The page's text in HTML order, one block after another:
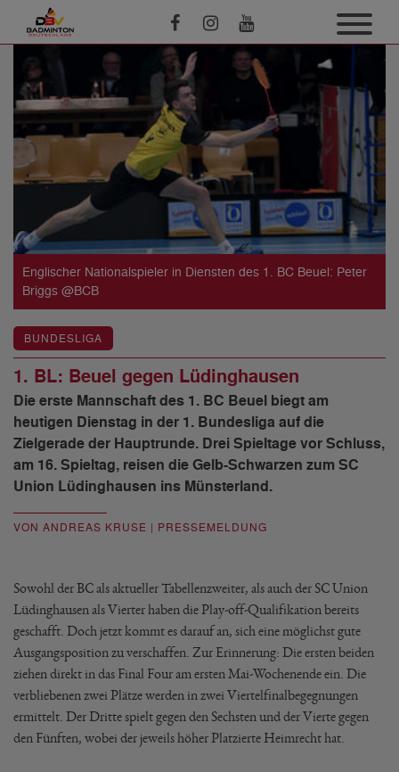
Englischer Nationalspieler in Diensten des 1. BC Beuel: Peter
Briggs @BCB
BUNDESLIGA
1. BL: Beuel gegen Lüdinghausen
Die erste Mannschaft des 1. BC Beuel biegt am
heutigen Dienstag in der 1. Bundesliga auf die
Zielgerade der Hauptrunde. Drei Spieltage vor Schluss,
am 16. Spieltag, reisen die Gelb-Schwarzen zum SC
Union Lüdinghausen ins Münsterland.
VON ANDREAS KRUSE | PRESSEMELDUNG
Sowohl der BC als aktueller Tabellenzweiter, als auch der SC Union
Lüdinghausen als Vierter haben die Play-off-Qualifikation bereits
geschafft. Doch jetzt kommt es darauf an, sich eine möglichst gute
Ausgangsposition zu verschaffen. Zur Erinnerung: Die ersten beiden
ziehen direkt in das Final Four am ersten Mai-Wochenende ein. Die
verbliebenen zwei Plätze werden in zwei Viertelfinalbegegnungen
ermittelt. Der Dritte spielt gegen den Sechsten und der Vierte gegen
den Fünften, wobei der jeweils höher Platzierte Heimrecht hat.